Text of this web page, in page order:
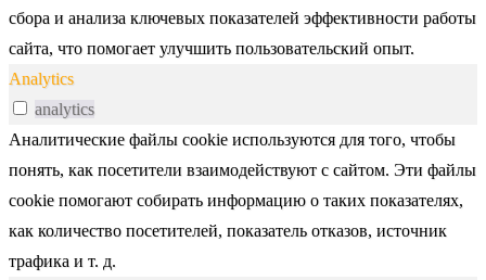
сбора и анализа ключевых показателей эффективности работы
сайта, что помогает улучшить пользовательский опыт.
Analytics
analytics
Аналитические файлы cookie используются для того, чтобы
понять, как посетители взаимодействуют с сайтом. Эти файлы
cookie помогают собирать информацию о таких показателях,
как количество посетителей, показатель отказов, источник
трафика и т. д.